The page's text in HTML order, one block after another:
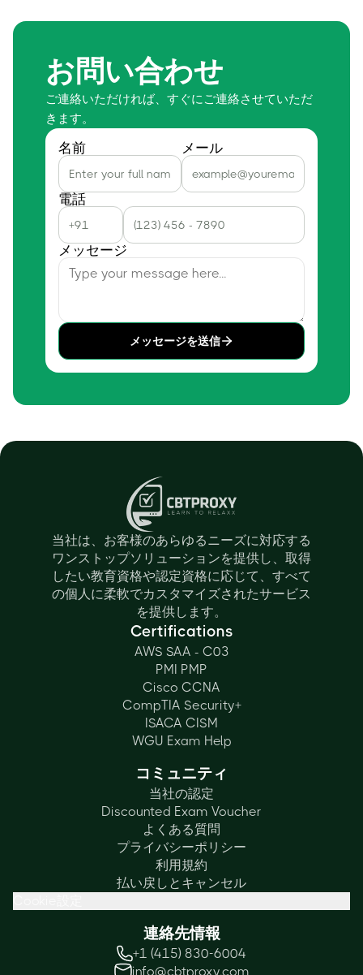
お問い合わせ
ご連絡いただければ、すぐにご連絡させていただ
きます。
名前 メール
電話
メッセージ
メッセージを送信
当社は、お客様のあらゆるニーズに対応する
ワンストップソリューションを提供し、取得
したい教育資格や認定資格に応じて、すべて
の個人に柔軟でカスタマイズされたサービス
を提供します。
Certifications
AWS SAA - C03
PMI PMP
Cisco CCNA
CompTIA Security+
ISACA CISM
WGU Exam Help
コミュニティ
当社の認定
Discounted Exam Voucher
よくある質問
プライバシーポリシー
利用規約
払い戻しとキャンセル
連絡先情報
+1 (415) 830-6004
info@cbtproxy.com